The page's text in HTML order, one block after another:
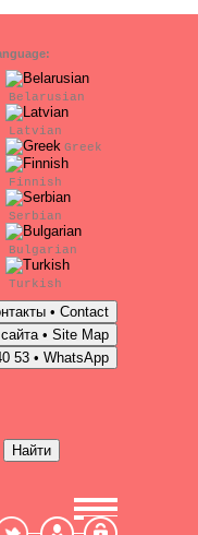
Belarusian
Latvian
Greek
Finnish
Serbian
Bulgarian
Turkish
Мой профиль